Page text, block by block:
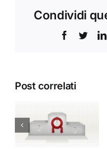
Condividi
Facebook
Post correlati
Classifica
del 17 luglio